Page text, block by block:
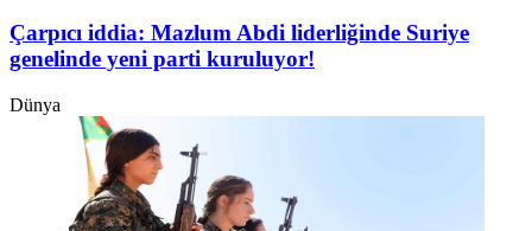
Çarpıcı iddia: Mazlum Abdi liderliğinde Suriye
genelinde yeni parti kuruluyor!
Dünya